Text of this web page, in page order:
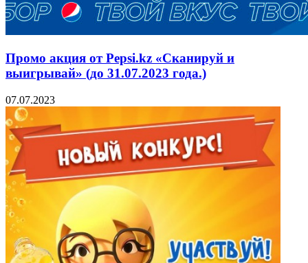
Промо акция от Pepsi.kz «Сканируй и
выигрывай» (до 31.07.2023 года.)
07.07.2023